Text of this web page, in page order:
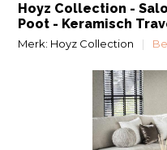
Hoyz Collection -
Poot - Keramisch
Merk: Hoyz Collection